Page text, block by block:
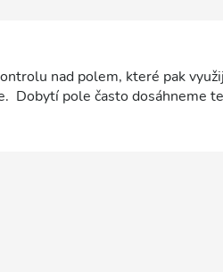
nad polem, které pak
Dobytí pole často dosáhneme
útočící figuru nám soupeř ještě
pole mat, rádi za něj